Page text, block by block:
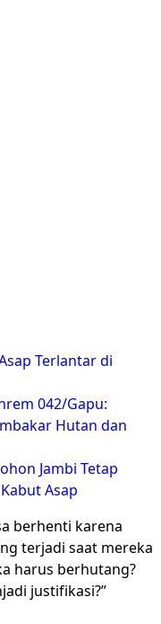
Terlantar di
042/Gapu:
Hutan dan
Jambi Tetap
Asap
berhenti karena
terjadi saat mereka
harus berhutang?
justifikasi?”